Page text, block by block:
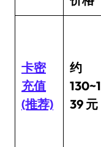
卡密
充值
(推荐)
约
130~1
39 元